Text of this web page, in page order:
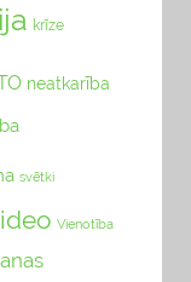
krīze
neatkarība
svētki
Vienotība